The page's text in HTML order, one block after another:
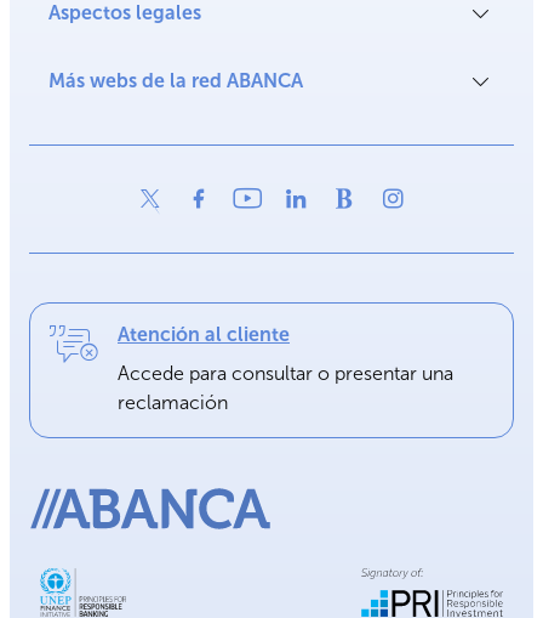
Aspectos legales
Más webs de la red ABANCA
Atención al cliente
Accede para consultar o presentar una
reclamación